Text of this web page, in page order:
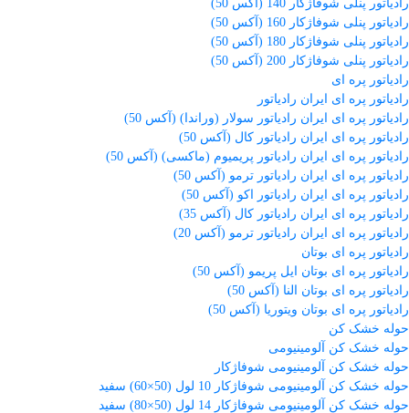
رادیاتور پنلی شوفاژکار 140 (آکس 50)
رادیاتور پنلی شوفاژکار 160 (آکس 50)
رادیاتور پنلی شوفاژکار 180 (آکس 50)
رادیاتور پنلی شوفاژکار 200 (آکس 50)
رادیاتور پره ای
رادیاتور پره ای ایران رادیاتور
رادیاتور پره ای ایران رادیاتور سولار (وراندا) (آکس 50)
رادیاتور پره ای ایران رادیاتور کال (آکس 50)
رادیاتور پره ای ایران رادیاتور پریمیوم (ماکسی) (آکس 50)
رادیاتور پره ای ایران رادیاتور ترمو (آکس 50)
رادیاتور پره ای ایران رادیاتور اکو (آکس 50)
رادیاتور پره ای ایران رادیاتور کال (آکس 35)
رادیاتور پره ای ایران رادیاتور ترمو (آکس 20)
رادیاتور پره ای بوتان
رادیاتور پره ای بوتان ایل پریمو (آکس 50)
رادیاتور پره ای بوتان النا (آکس 50)
رادیاتور پره ای بوتان ویتوریا (آکس 50)
حوله خشک کن
حوله خشک کن آلومینیومی
حوله خشک کن آلومینیومی شوفاژکار
حوله خشک کن آلومینیومی شوفاژکار 10 لول (50×60) سفید
حوله خشک کن آلومینیومی شوفاژکار 14 لول (50×80) سفید